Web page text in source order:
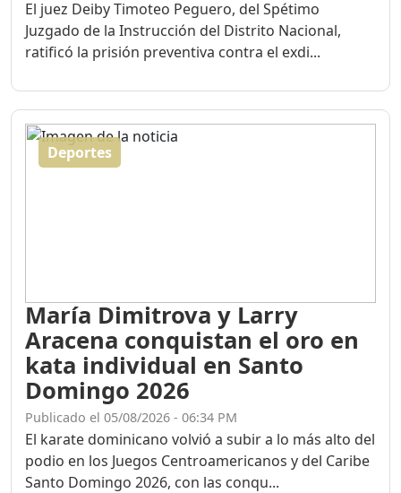
El juez Deiby Timoteo Peguero, del Spétimo
Juzgado de la Instrucción del Distrito Nacional,
ratificó la prisión preventiva contra el exdi...
Deportes
María Dimitrova y Larry
Aracena conquistan el oro en
kata individual en Santo
Domingo 2026
Publicado el 05/08/2026 - 06:34 PM
El karate dominicano volvió a subir a lo más alto del
podio en los Juegos Centroamericanos y del Caribe
Santo Domingo 2026, con las conqu...